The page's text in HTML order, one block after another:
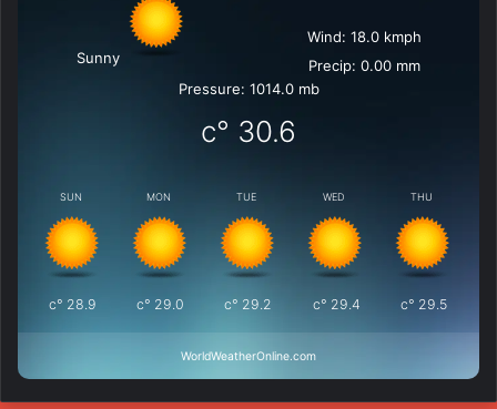
Sunny
Wind: 18.0 kmph
Precip: 0.00 mm
Pressure: 1014.0 mb
30.6
°c
SUN
28.9
°c
MON
29.0
°c
TUE
29.2
°c
WED
29.4
°c
THU
29.5
°c
WorldWeatherOnline.com